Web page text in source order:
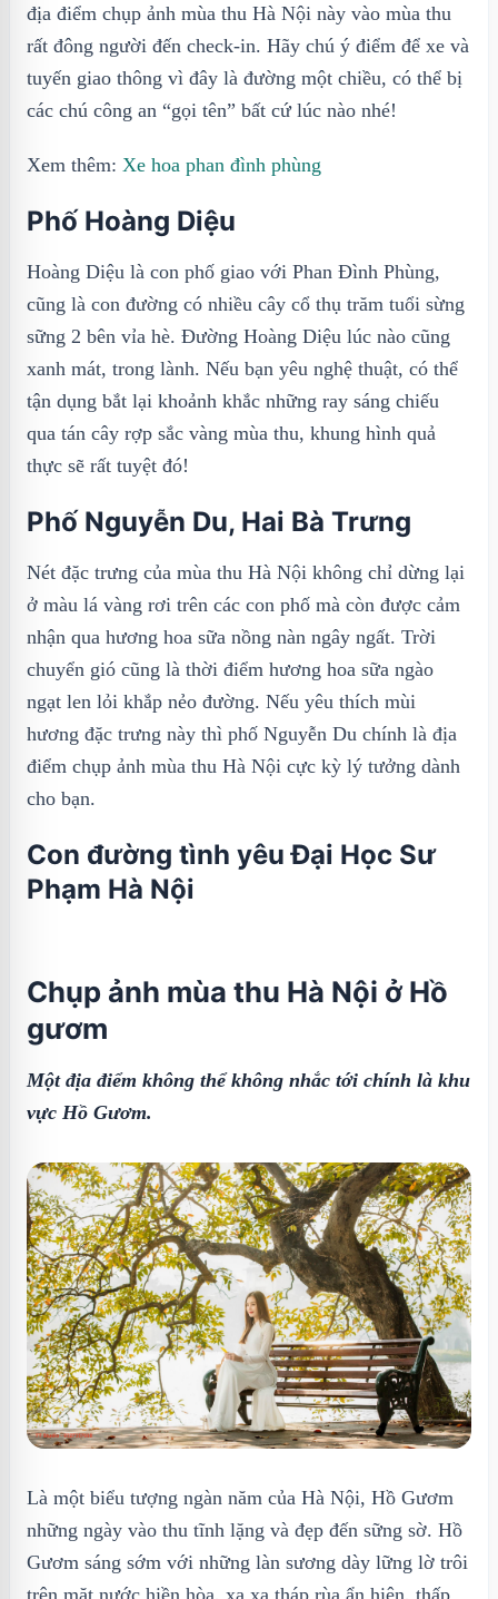
địa điểm chụp ảnh mùa thu Hà Nội này vào mùa thu
rất đông người đến check-in. Hãy chú ý điểm để xe và
tuyến giao thông vì đây là đường một chiều, có thể bị
các chú công an “gọi tên” bất cứ lúc nào nhé!
Xem thêm: Xe hoa phan đình phùng
Phố Hoàng Diệu
Hoàng Diệu là con phố giao với Phan Đình Phùng,
cũng là con đường có nhiều cây cổ thụ trăm tuổi sừng
sững 2 bên vỉa hè. Đường Hoàng Diệu lúc nào cũng
xanh mát, trong lành. Nếu bạn yêu nghệ thuật, có thể
tận dụng bắt lại khoảnh khắc những ray sáng chiếu
qua tán cây rợp sắc vàng mùa thu, khung hình quả
thực sẽ rất tuyệt đó!
Phố Nguyễn Du, Hai Bà Trưng
Nét đặc trưng của mùa thu Hà Nội không chỉ dừng lại
ở màu lá vàng rơi trên các con phố mà còn được cảm
nhận qua hương hoa sữa nồng nàn ngây ngất. Trời
chuyển gió cũng là thời điểm hương hoa sữa ngào
ngạt len lỏi khắp nẻo đường. Nếu yêu thích mùi
hương đặc trưng này thì phố Nguyễn Du chính là địa
điểm chụp ảnh mùa thu Hà Nội cực kỳ lý tưởng dành
cho bạn.
Con đường tình yêu Đại Học Sư
Phạm Hà Nội
Chụp ảnh mùa thu Hà Nội ở Hồ
gươm
Một địa điểm không thể không nhắc tới chính là khu
vực Hồ Gươm.
Là một biểu tượng ngàn năm của Hà Nội, Hồ Gươm
những ngày vào thu tĩnh lặng và đẹp đến sững sờ. Hồ
Gươm sáng sớm với những làn sương dày lững lờ trôi
trên mặt nước hiền hòa, xa xa tháp rùa ẩn hiện, thấp